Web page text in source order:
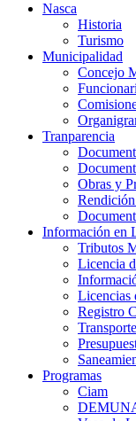
Nasca
Historia
Turismo
Municipalidad
Concejo
Tranparencia
Obras y
Información en
Tributos
Licencia
Licencias
Registro
Programas
Ciam